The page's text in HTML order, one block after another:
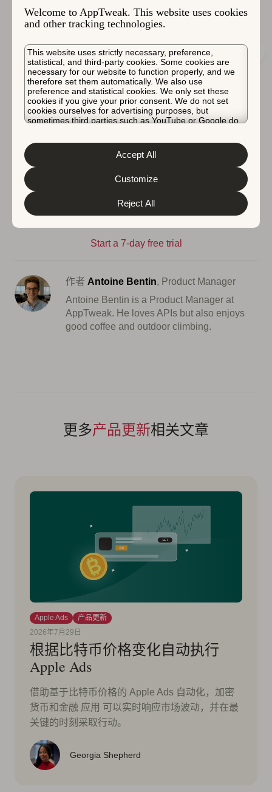
Welcome to AppTweak. This website uses cookies
and other tracking technologies.
This website uses strictly necessary, preference,
statistical, and third-party cookies. Some cookies are
necessary for our website to function properly, and we
therefore set them automatically. We also use
preference and statistical cookies. We only set these
cookies if you give your prior consent. We do not set
cookies ourselves for advertising purposes, but
sometimes third parties such as YouTube or Google do.
about the protection of your personal data and the
different cookies we use, please read our
&
. You can customize your cookie settings
and preferences by clicking the “Customize” button.
Reject All
Customize
Accept All
您可以通过 7 天免费试用开始使用 App Store 和 Google
Play 数据的自动导出功能。
Start a 7-day free trial
作者 Antoine Bentin, Product Manager
Antoine Bentin is a Product Manager at
AppTweak. He loves APIs but also enjoys
good coffee and outdoor climbing.
更多产品更新相关文章
Apple Ads
产品更新
2026年7月29日
根据比特币价格变化自动执行
Apple Ads
借助基于比特币价格的 Apple Ads 自动化，加密
货币和金融 应用 可以实时响应市场波动，并在最
关键的时刻采取行动。
Georgia Shepherd